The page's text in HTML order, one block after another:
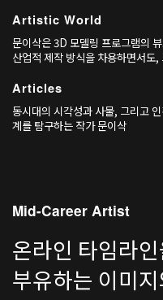
Artistic World
문이삭은 3D 모델링 프로그램의
산업적 제작 방식을 차용하면서도,
가를 묻는다. 〈표준원형〉(2016)
신체를 병치시켜, 전통적 도상과
의 긴장을 드러냈다.
Articles
동시대의 시각성과 사물, 그리고
계를 탐구하는 작가 문이삭
Mid-Career Artist
온라인 타임라
부유하는 이미